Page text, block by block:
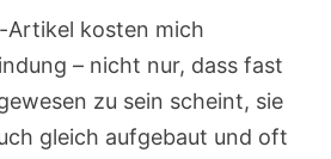
Artikel kosten mich
– nicht nur, dass fast
zu sein scheint, sie
gleich aufgebaut und oft